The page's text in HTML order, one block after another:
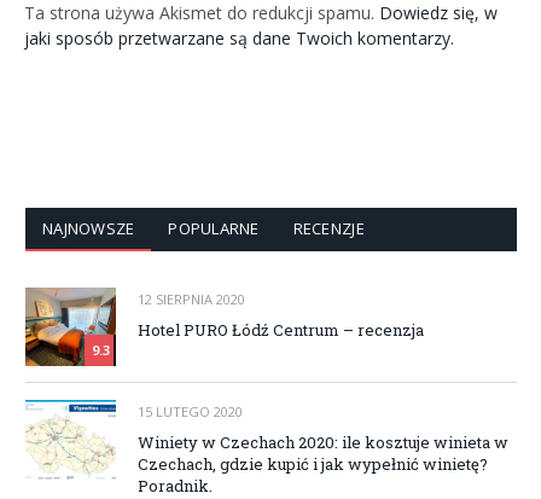
Ta strona używa Akismet do redukcji spamu. Dowiedz się, w
jaki sposób przetwarzane są dane Twoich komentarzy.
NAJNOWSZE POPULARNE RECENZJE
9.3
12 SIERPNIA 2020
Hotel PURO Łódź Centrum – recenzja
15 LUTEGO 2020
Winiety w Czechach 2020: ile kosztuje winieta w
Czechach, gdzie kupić i jak wypełnić winietę?
Poradnik.